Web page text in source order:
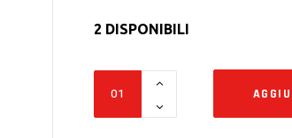
2 DISPONIBILI